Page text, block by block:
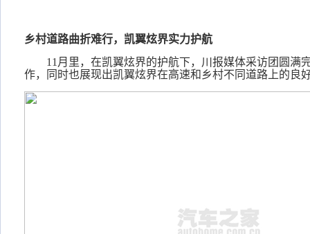
乡村道路曲折难行，凯翼炫界实力护航
11月里，在凯翼炫界的护航下，川报媒体采访团圆满
作，同时也展现出凯翼炫界在高速和乡村不同道路上的良